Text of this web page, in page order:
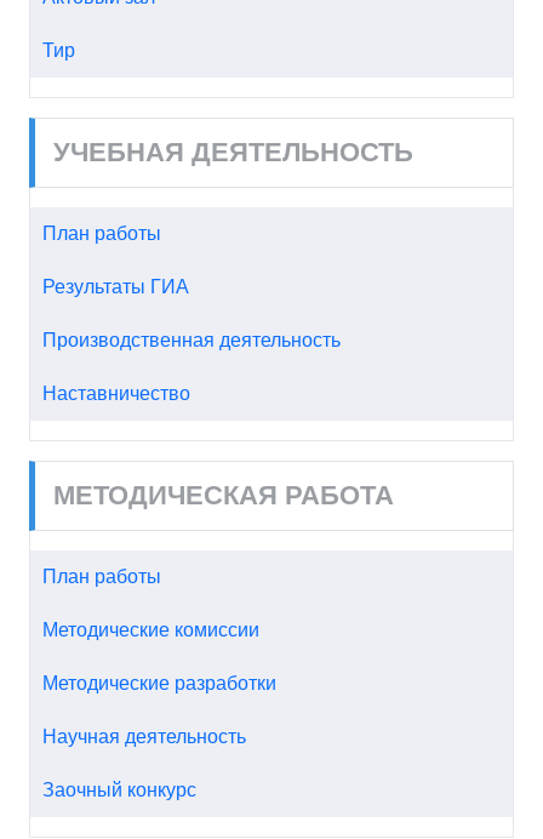
Тир
УЧЕБНАЯ ДЕЯТЕЛЬНОСТЬ
План работы
Результаты ГИА
Производственная деятельность
Наставничество
МЕТОДИЧЕСКАЯ РАБОТА
План работы
Методические комиссии
Методические разработки
Научная деятельность
Заочный конкурс